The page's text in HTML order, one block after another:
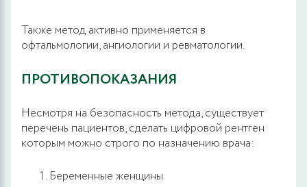
Также метод активно применяется в
офтальмологии, ангиологии и ревматологии.
ПРОТИВОПОКАЗАНИЯ
Несмотря на безопасность метода, существует
перечень пациентов, сделать цифровой рентген
которым можно строго по назначению врача:
Беременные женщины.